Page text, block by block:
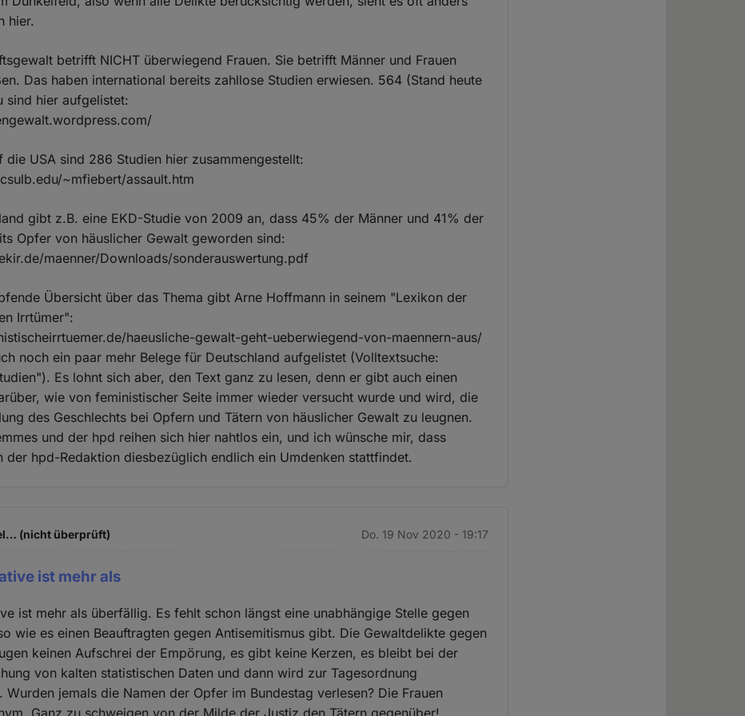
hier.
betrifft NICHT überwiegend Frauen. Sie betrifft Männer und Frauen
Das haben international bereits zahllose Studien erwiesen. 564 (Stand heute
sind hier aufgelistet:
die USA sind 286 Studien hier zusammengestellt:
~mfiebert/assault.htm
gibt z.B. eine EKD-Studie von 2009 an, dass 45% der Männer und 41% der
Opfer von häuslicher Gewalt geworden sind:
maenner/Downloads/sonderauswertung.pdf
Übersicht über das Thema gibt Arne Hoffmann in seinem "Lexikon der
Irrtümer":
haeusliche-gewalt-geht-ueberwiegend-von-maennern-aus/
noch ein paar mehr Belege für Deutschland aufgelistet (Volltextsuche:
Es lohnt sich aber, den Text ganz zu lesen, denn er gibt auch einen
wie von feministischer Seite immer wieder versucht wurde und wird, die
des Geschlechts bei Opfern und Tätern von häuslicher Gewalt zu leugnen.
und der hpd reihen sich hier nahtlos ein, und ich wünsche mir, dass
der hpd-Redaktion diesbezüglich endlich ein Umdenken stattfindet.
(nicht überprüft) Do. 19 Nov 2020 - 19:17
ist mehr als
ist mehr als überfällig. Es fehlt schon längst eine unabhängige Stelle gegen
wie es einen Beauftragten gegen Antisemitismus gibt. Die Gewaltdelikte gegen
keinen Aufschrei der Empörung, es gibt keine Kerzen, es bleibt bei der
von kalten statistischen Daten und dann wird zur Tagesordnung
Wurden jemals die Namen der Opfer im Bundestag verlesen? Die Frauen
Ganz zu schweigen von der Milde der Justiz den Tätern gegenüber!